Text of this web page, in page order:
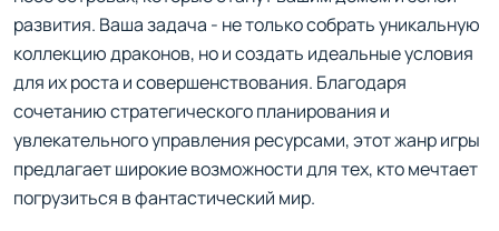
развития. Ваша задача - не только собрать уникальную
коллекцию драконов, но и создать идеальные условия
для их роста и совершенствования. Благодаря
сочетанию стратегического планирования и
увлекательного управления ресурсами, этот жанр игры
предлагает широкие возможности для тех, кто мечтает
погрузиться в фантастический мир.